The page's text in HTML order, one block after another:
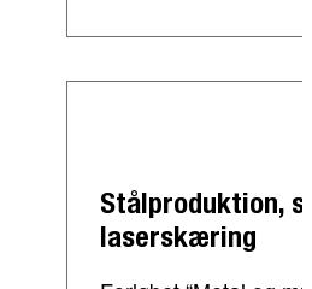
Stålproduktion,
laserskæring